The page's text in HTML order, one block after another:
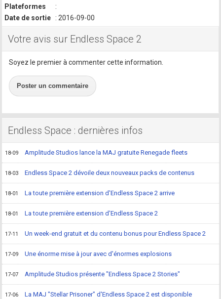
Plateformes
:
Date de sortie
: 2016-09-00
Votre avis sur Endless Space 2
Soyez le premier à commenter cette information.
Poster un commentaire
Endless Space : dernières infos
18-09 Amplitude Studios lance la MAJ gratuite Renegade fleets
18-03 Endless Space 2 dévoile deux nouveaux packs de contenus
18-01 La toute première extension d'Endless Space 2 arrive
18-01 La toute première extension d'Endless Space 2
17-11 Un week-end gratuit et du contenu bonus pour Endless Space 2
17-09 Une énorme mise à jour avec d'énormes explosions
17-07 Amplitude Studios présente "Endless Space 2 Stories"
17-06 La MAJ "Stellar Prisoner" d'Endless Space 2 est disponible